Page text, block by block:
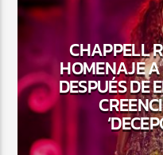
CHAPPELL
HOMENAJE
DESPUÉS DE